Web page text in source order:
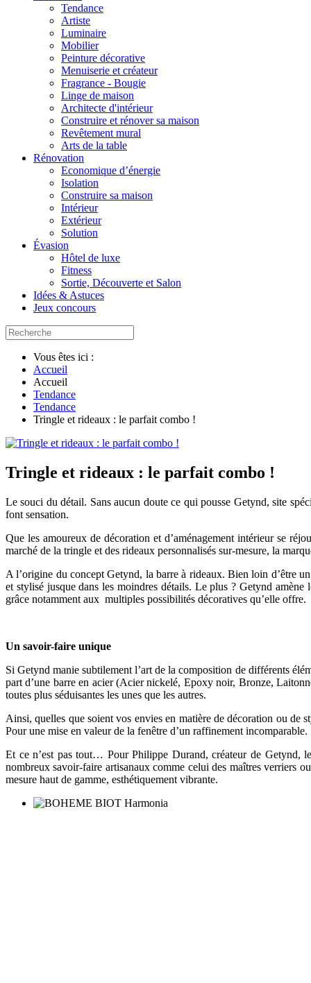
Tendance
Artiste
Luminaire
Mobilier
Peinture décorative
Menuiserie et créateur
Fragrance - Bougie
Linge de maison
Architecte d'intérieur
Construire et rénover sa maison
Revêtement mural
Arts de la table
Rénovation
Economique d’énergie
Isolation
Construire sa maison
Intérieur
Extérieur
Solution
Évasion
Hôtel de luxe
Fitness
Sortie, Découverte et Salon
Idées & Astuces
Jeux concours
Vous êtes ici :
Accueil
Accueil
Tendance
Tendance
Tringle et rideaux : le parfait combo !
Tringle et rideaux : le parfait combo !
Le souci du détail. Sans aucun doute ce qui pousse Getynd, site
font sensation.
Que les amoureux de décoration et d’aménagement intérieur se
marché de la tringle et des rideaux personnalisés sur-mesure, la
A l’origine du concept Getynd, la barre à rideaux. Bien loin d’être
et stylisé jusque dans les moindres détails. Le plus ? Getynd
grâce notamment aux multiples possibilités décoratives qu’elle offre.
Un savoir-faire unique
Si Getynd manie subtilement l’art de la composition de différents
part d’une barre en acier (Acier nickelé, Epoxy noir, Bronze,
toutes plus séduisantes les unes que les autres.
Ainsi, quelles que soient vos envies en matière de décoration ou de
Pour une mise en valeur de la fenêtre d’un raffinement incomparable.
Et ce n’est pas tout… Pour Philippe Durand, créateur de Getynd,
nombreux savoir-faire artisanaux comme celui des maîtres verriers
mesure haut de gamme, esthétiquement vibrante.